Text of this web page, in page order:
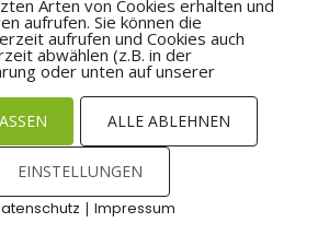
Arten von Cookies erhalten und
aufrufen. Sie können die
aufrufen und Cookies auch
abwählen (z.B. in der
oder unten auf unserer
ALLE ABLEHNEN
EINSTELLUNGEN
| Impressum